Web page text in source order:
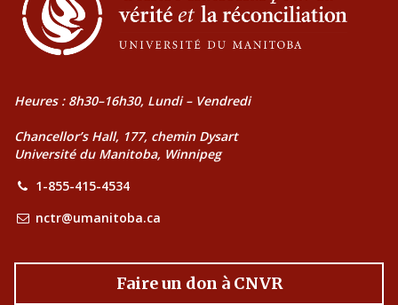
Heures : 8h30–16h30, Lundi – Vendredi
Chancellor’s Hall, 177, chemin Dysart
Université du Manitoba, Winnipeg
1-855-415-4534
nctr@umanitoba.ca
Faire un don à CNVR